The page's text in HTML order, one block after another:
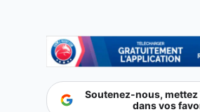
Soutenez-nous, mettez
dans vos